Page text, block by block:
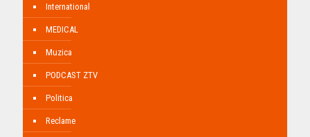
International
MEDICAL
Muzica
PODCAST ZTV
Politica
Reclame